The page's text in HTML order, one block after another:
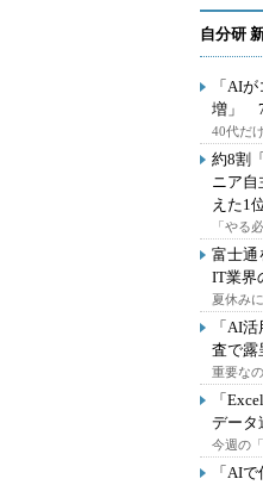
自分研
「AI
増」 7
40代だ
約8割
ニア自
えた1
「やる
富士通
IT業界
夏休み
「AI
査で露
重要な
「
データ
今週の
「AI